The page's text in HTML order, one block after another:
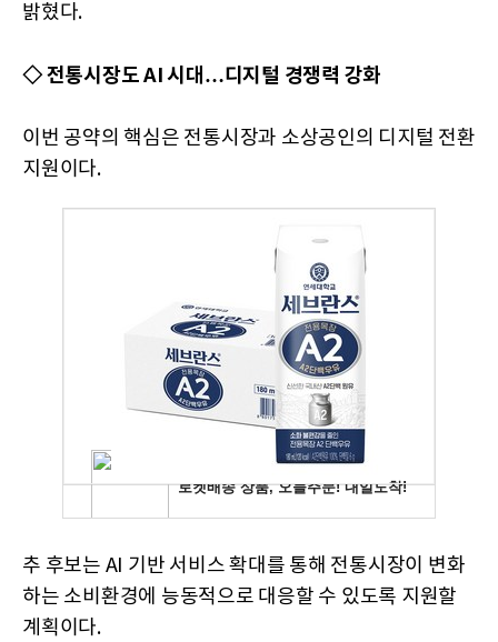
밝혔다.
◇ 전통시장도 AI 시대…디지털 경쟁력 강화
이번 공약의 핵심은 전통시장과 소상공인의 디지털 전환
지원이다.
추 후보는 AI 기반 서비스 확대를 통해 전통시장이 변화
하는 소비환경에 능동적으로 대응할 수 있도록 지원할
계획이다.